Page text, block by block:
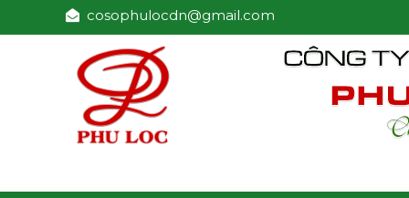
cosophulocdn@gmail.com